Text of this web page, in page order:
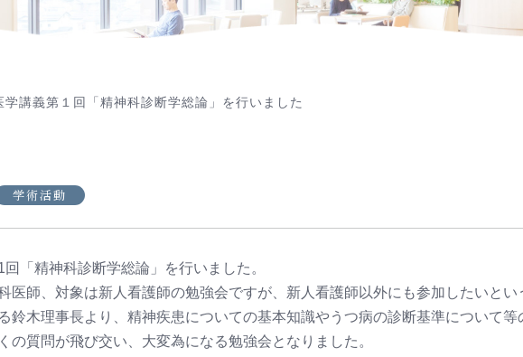
学講義第１回「精神科診断学総論」を行いました
学術活動
「精神科診断学総論」を行いました。
医師、対象は新人看護師の勉強会ですが、新人看護師以外にも参加したいとい
鈴木理事長より、精神疾患についての基本知識やうつ病の診断基準について等
の質問が飛び交い、大変為になる勉強会となりました。